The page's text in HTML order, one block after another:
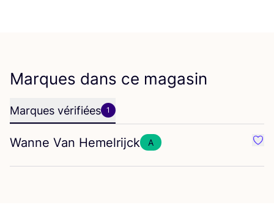
Marques dans ce magasin
Marques vérifiées 1
Wanne Van Hemelrijck A